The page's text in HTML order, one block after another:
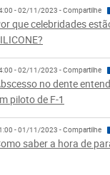
- 02/11/2023 - Compartilhe
que celebridades
- 02/11/2023 - Compartilhe
no dente
piloto de F-1
- 01/11/2023 - Compartilhe
saber a hora de